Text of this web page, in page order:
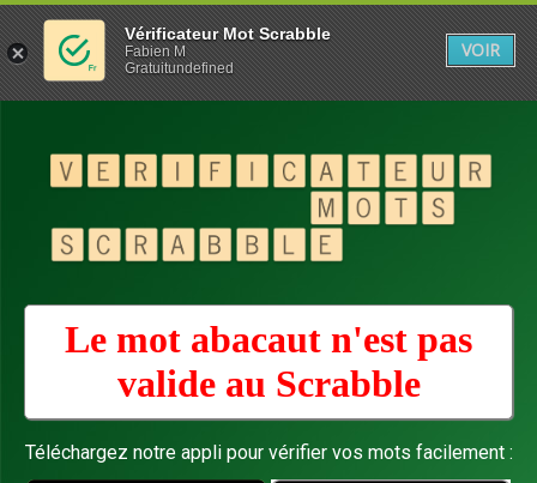
Le mot abacaut n'est pas
valide au Scrabble
Téléchargez notre appli pour vérifier vos mots facilement :
Vérificateur Mot Scrabble
Fabien M
Gratuitundefined
VOIR